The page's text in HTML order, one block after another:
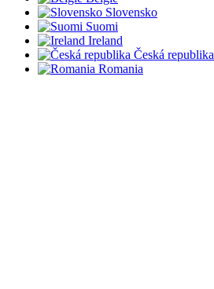
Slovensko
Suomi
Ireland
Česká republika
Romania